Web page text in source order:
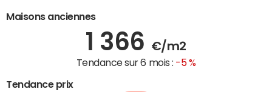
Maisons anciennes
1 366 €/m2
Tendance sur 6 mois : -5 %
Tendance prix